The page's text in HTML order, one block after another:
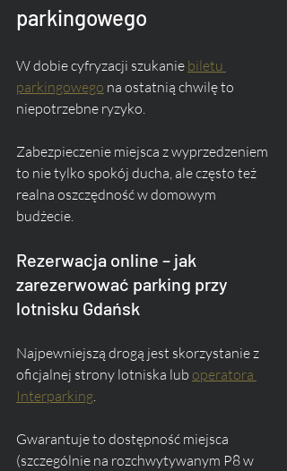
parkingowego
W dobie cyfryzacji szukanie biletu
parkingowego na ostatnią chwilę to
niepotrzebne ryzyko.
Zabezpieczenie miejsca z wyprzedzeniem
to nie tylko spokój ducha, ale często też
realna oszczędność w domowym
budżecie.
Rezerwacja online – jak
zarezerwować parking przy
lotnisku Gdańsk
Najpewniejszą drogą jest skorzystanie z
oficjalnej strony lotniska lub operatora
Interparking
Gwarantuje to dostępność miejsca
(szczególnie na rozchwytywanym P8 w